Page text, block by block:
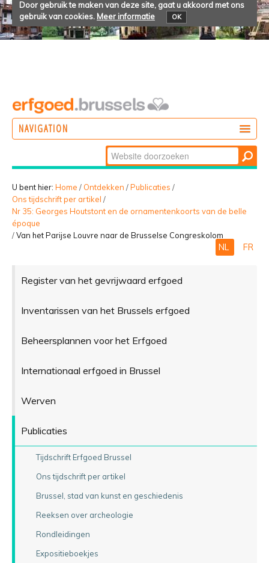
Door gebruik te maken van deze site, gaat u akkoord met ons
gebruik van cookies. Meer informatie OK
NAVIGATION
BELEVEN
Zoek
Geavanceerd
zoeken...
U bent hier: Home / Ontdekken /Publicaties /
Ons tijdschrift per artikel /
Nr 35: Georges Houtstont en de ornamentenkoorts van de belle
époque
/Van het Parijse Louvre naar de Brusselse Congreskolom
NL FR
Register van het gevrijwaard erfgoed
Inventarissen van het Brussels erfgoed
Beheersplannen voor het Erfgoed
Internationaal erfgoed in Brussel
Werven
Publicaties
Tijdschrift Erfgoed Brussel
Ons tijdschrift per artikel
Brussel, stad van kunst en geschiedenis
Reeksen over archeologie
Rondleidingen
Expositieboekjes